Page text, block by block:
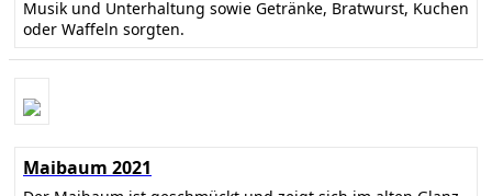
Musik und Unterhaltung sowie Getränke, Bratwurst, Kuchen
oder Waffeln sorgten.
Maibaum 2021